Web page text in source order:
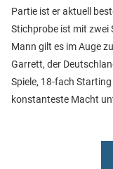
Partie ist er aktuell
Stichprobe ist mit zwei
Mann gilt es im Auge
Garrett, der
Spiele, 18-fach
konstanteste Macht